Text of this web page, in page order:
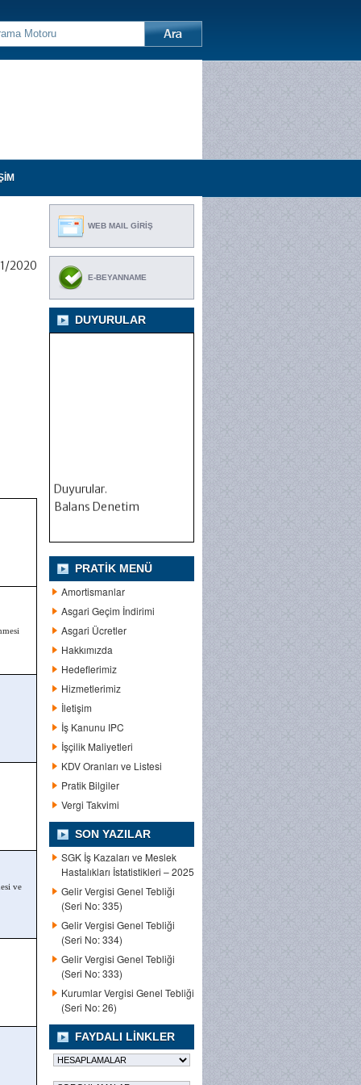
2020
ve
WEB MAIL GİRİŞ
E-BEYANNAME
DUYURULAR
Balans Denetim
PRATIK MENÜ
Amortismanlar
Asgari Geçim İndirimi
Asgari Ücretler
Hakkımızda
Hedeflerimiz
Hizmetlerimiz
İletişim
İş Kanunu IPC
İşçilik Maliyetleri
KDV Oranları ve Listesi
Pratik Bilgiler
Vergi Takvimi
SON YAZILAR
SGK İş Kazaları ve Meslek
Hastalıkları İstatistikleri – 2025
Gelir Vergisi Genel Tebliği
(Seri No: 335)
Gelir Vergisi Genel Tebliği
(Seri No: 334)
Gelir Vergisi Genel Tebliği
(Seri No: 333)
Kurumlar Vergisi Genel Tebliği
(Seri No: 26)
FAYDALI LINKLER